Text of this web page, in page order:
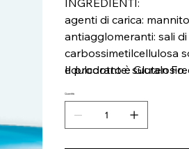
agenti di carica:
antiagglomeranti: sali
carbossimetilcellulosa
edulcorante: sucralosio.
Il prodotto è Gluten
Quantità